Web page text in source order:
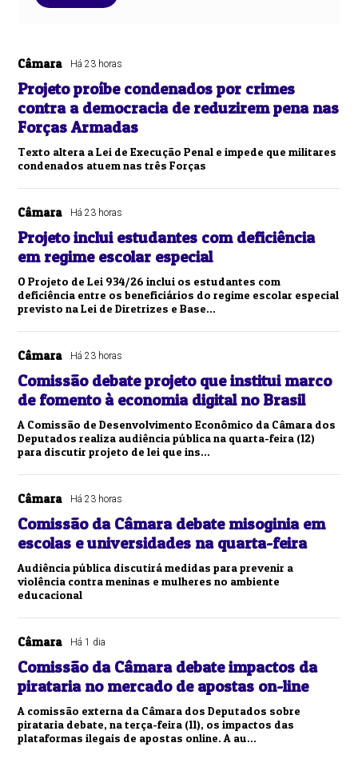
Câmara Há 23 horas
Projeto proíbe condenados por crimes
contra a democracia de reduzirem pena nas
Forças Armadas
Texto altera a Lei de Execução Penal e impede que militares
condenados atuem nas três Forças
Câmara Há 23 horas
Projeto inclui estudantes com deficiência
em regime escolar especial
O Projeto de Lei 934/26 inclui os estudantes com
deficiência entre os beneficiários do regime escolar especial
previsto na Lei de Diretrizes e Base...
Câmara Há 23 horas
Comissão debate projeto que institui marco
de fomento à economia digital no Brasil
A Comissão de Desenvolvimento Econômico da Câmara dos
Deputados realiza audiência pública na quarta-feira (12)
para discutir projeto de lei que ins...
Câmara Há 23 horas
Comissão da Câmara debate misoginia em
escolas e universidades na quarta-feira
Audiência pública discutirá medidas para prevenir a
violência contra meninas e mulheres no ambiente
educacional
Câmara Há 1 dia
Comissão da Câmara debate impactos da
pirataria no mercado de apostas on-line
A comissão externa da Câmara dos Deputados sobre
pirataria debate, na terça-feira (11), os impactos das
plataformas ilegais de apostas online. A au...